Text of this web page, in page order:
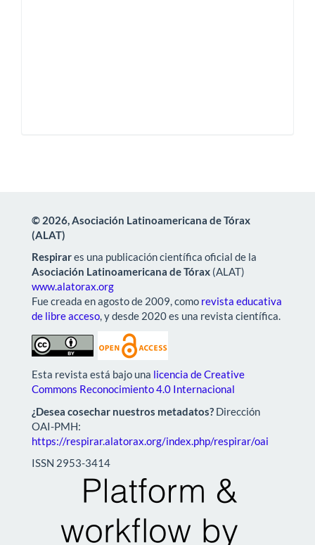
© 2026, Asociación Latinoamericana de Tórax
(ALAT)
Respirares una publicación científica oficial de la
Asociación Latinoamericana de Tórax (ALAT)
www.alatorax.org
Fue creada en agosto de 2009, como revista educativa
de libre acceso, y desde 2020 es una revista científica.
Esta revista está bajo una licencia de Creative
Commons Reconocimiento 4.0 Internacional
¿Desea cosechar nuestros metadatos? Dirección
OAI-PMH:
https://respirar.alatorax.org/index.php/respirar/oai
ISSN 2953-3414